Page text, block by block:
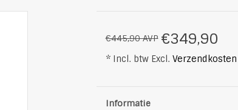
€445,90 AVP €349,90
* Incl. btw Excl. Verzendkosten
Informatie